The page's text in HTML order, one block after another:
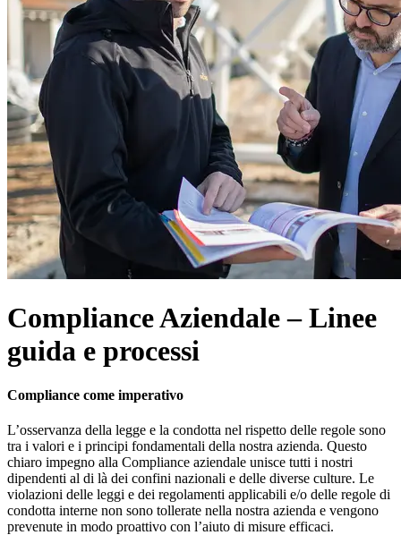
Compliance Aziendale – Linee
guida e processi
Compliance come imperativo
L’osservanza della legge e la condotta nel rispetto delle regole sono
tra i valori e i principi fondamentali della nostra azienda. Questo
chiaro impegno alla Compliance aziendale unisce tutti i nostri
dipendenti al di là dei confini nazionali e delle diverse culture. Le
violazioni delle leggi e dei regolamenti applicabili e/o delle regole di
condotta interne non sono tollerate nella nostra azienda e vengono
prevenute in modo proattivo con l’aiuto di misure efficaci.